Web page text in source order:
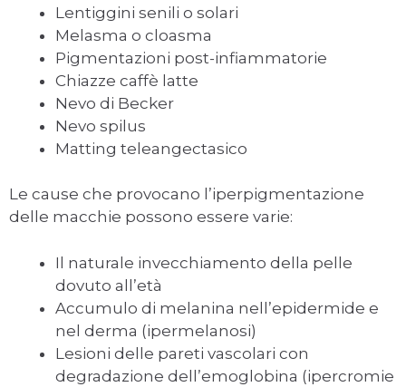
Lentiggini senili o solari
Melasma o cloasma
Pigmentazioni post-infiammatorie
Chiazze caffè latte
Nevo di Becker
Nevo spilus
Matting teleangectasico
Le cause che provocano l’iperpigmentazione
delle macchie possono essere varie:
Il naturale invecchiamento della pelle
dovuto all’età
Accumulo di melanina nell’epidermide e
nel derma (ipermelanosi)
Lesioni delle pareti vascolari con
degradazione dell’emoglobina (ipercromie